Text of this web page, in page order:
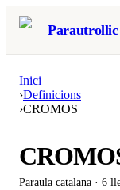
Parautrollic
Inici
›Definicions
›CROMOS
Paraula catalana · 6